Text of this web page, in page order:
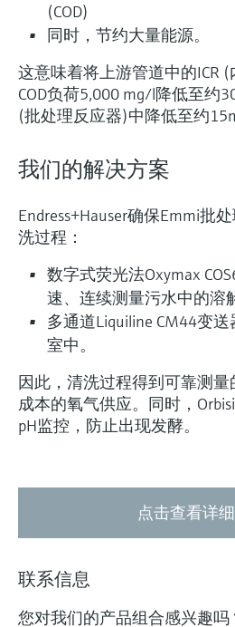
(COD)
同时，节约大量能源。
这意味着将上游管道中的ICR
COD负荷5,000 mg/l降低至约
(批处理反应器)中降低至约
我们的解决方案
Endress+Hauser确保Emmi批
洗过程：
数字式荧光法Oxymax
速、连续测量污水中的溶
多通道Liquiline CM44变
室中。
因此，清洗过程得到可靠测
成本的氧气供应。同时，
pH监控，防止出现发酵。
点击查看详
联系信息
您对我们的产品组合感兴趣